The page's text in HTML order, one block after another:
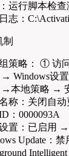
运行脚本检查
志：
策略： ① 访
→ Windows设
→本地策略 →
称：关闭自动
：0000093A
置：已启用
Update：禁